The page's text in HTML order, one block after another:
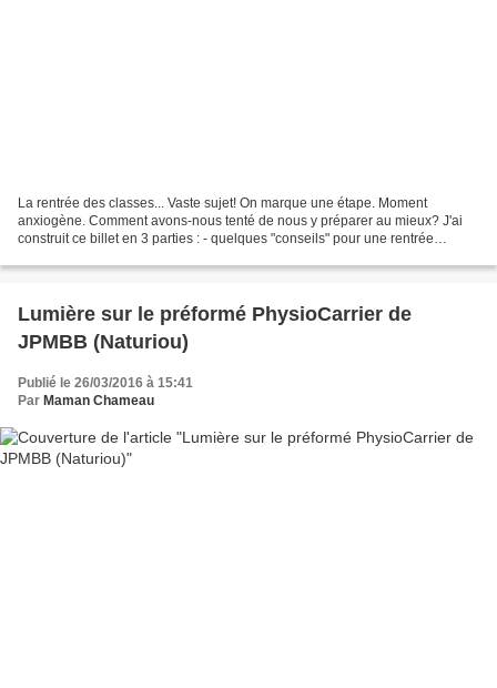
La rentrée des classes... Vaste sujet! On marque une étape. Moment
anxiogène. Comment avons-nous tenté de nous y préparer au mieux? J'ai
construit ce billet en 3 parties : - quelques "conseils" pour une rentrée
Lumière sur le préformé PhysioCarrier de
JPMBB (Naturiou)
Publié le 26/03/2016 à 15:41
Par Maman Chameau